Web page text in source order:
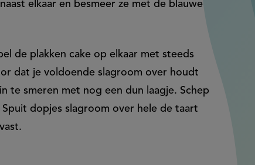
elkaar en besmeer ze met de blauwe
de plakken cake op elkaar met steeds
dat je voldoende slagroom over houdt
te smeren met nog een dun laagje. Schep
dopjes slagroom over hele de taart